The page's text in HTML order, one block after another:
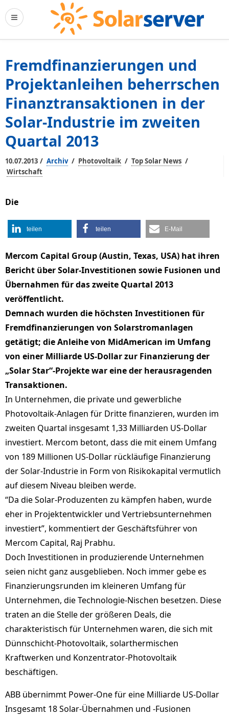
Fremdfinanzierungen und
Projektanleihen beherrschen
Finanztransaktionen in der
Solar-Industrie im zweiten
Quartal 2013
10.07.2013 / Archiv / Photovoltaik / Top Solar News /
Wirtschaft
Die
teilen teilen E-Mail
Mercom Capital Group (Austin, Texas, USA) hat ihren
Bericht über Solar-Investitionen sowie Fusionen und
Übernahmen für das zweite Quartal 2013
veröffentlicht.
Demnach wurden die höchsten Investitionen für
Fremdfinanzierungen von Solarstromanlagen
getätigt; die Anleihe von MidAmerican im Umfang
von einer Milliarde US-Dollar zur Finanzierung der
„Solar Star“-Projekte war eine der herausragenden
Transaktionen.
In Unternehmen, die private und gewerbliche
Photovoltaik-Anlagen für Dritte finanzieren, wurden im
zweiten Quartal insgesamt 1,33 Milliarden US-Dollar
investiert. Mercom betont, dass die mit einem Umfang
von 189 Millionen US-Dollar rückläufige Finanzierung
der Solar-Industrie in Form von Risikokapital vermutlich
auf diesem Niveau bleiben werde.
“Da die Solar-Produzenten zu kämpfen haben, wurde
eher in Projektentwickler und Vertriebsunternehmen
investiert”, kommentiert der Geschäftsführer von
Mercom Capital, Raj Prabhu.
Doch Investitionen in produzierende Unternehmen
seien nicht ganz ausgeblieben. Noch immer gebe es
Finanzierungsrunden im kleineren Umfang für
Unternehmen, die Technologie-Nischen besetzen. Diese
traten an die Stelle der größeren Deals, die
charakteristisch für Unternehmen waren, die sich mit
Dünnschicht-Photovoltaik, solarthermischen
Kraftwerken und Konzentrator-Photovoltaik
beschäftigen.
ABB übernimmt Power-One für eine Milliarde US-Dollar
Insgesamt 18 Solar-Übernahmen und -Fusionen